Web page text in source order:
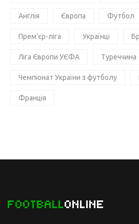
Англія Європа Футбол
Прем'єр-ліга Українці
Ліга Європи УЄФА Туреччина
Чемпіонат України з футболу
Франція
FOOTBALLONLINE